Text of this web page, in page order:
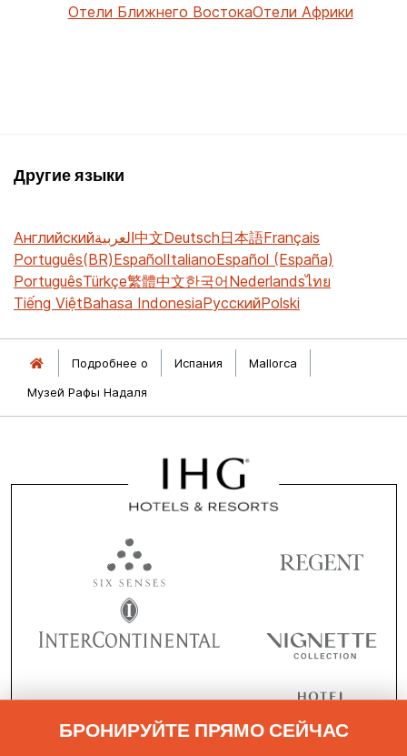
БРОНИРУЙТЕ ПРЯМО СЕЙЧАС
Отели Ближнего ВостокаОтели Африки
Другие языки
Английскийالعربية中文Deutsch日本語Français
Português(BR)EspañolItalianoEspañol (España)
PortuguêsTürkçe繁體中文한국어Nederlandsไทย
Tiếng ViệtBahasa IndonesiaРусскийPolski
Подробнее о Испания
Mallorca
Музей Рафы Надаля